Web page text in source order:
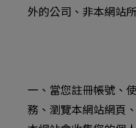
外的公司、非本網站
一、當您註冊帳號、
務、瀏覽本網站網頁